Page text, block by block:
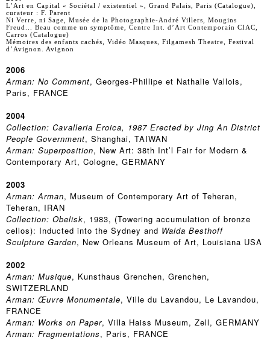
L’Art en Capital « Sociétal / existentiel », Grand Palais, Paris (Catalogue),
curateur : F. Parent
Ni Verre, ni Sage, Musée de la Photographie-André Villers, Mougins
Freud... Beau comme un symptôme, Centre Int. d’Art Contemporain CIAC,
Carros (Catalogue)
Mémoires des enfants cachés, Vidéo Masques, Filgamesh Theatre, Festival
d’Avignon. Avignon
2006
Arman: No Comment, Georges-Phillipe et Nathalie Vallois,
Paris, FRANCE
2004
Collection: Cavalleria Eroica, 1987 Erected by Jing An District
People Government, Shanghai, TAIWAN
Arman: Superposition, New Art: 38th Int’l Fair for Modern &
Contemporary Art, Cologne, GERMANY
2003
Arman: Arman, Museum of Contemporary Art of Teheran,
Teheran, IRAN
Collection: Obelisk, 1983, (Towering accumulation of bronze
cellos): Inducted into the Sydney and Walda Besthoff
Sculpture Garden, New Orleans Museum of Art, Louisiana USA
2002
Arman: Musique, Kunsthaus Grenchen, Grenchen,
SWITZERLAND
Arman: Œuvre Monumentale, Ville du Lavandou, Le Lavandou,
FRANCE
Arman: Works on Paper, Villa Haiss Museum, Zell, GERMANY
Arman: Fragmentations, Paris, FRANCE